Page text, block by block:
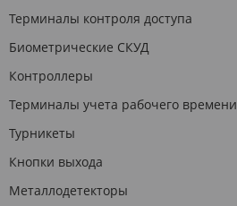
Терминалы контроля доступа
Биометрические СКУД
Контроллеры
Терминалы учета рабочего времени
Турникеты
Кнопки выхода
Металлодетекторы